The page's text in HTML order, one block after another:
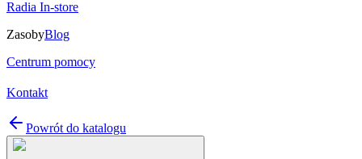
Radia In-store
ZasobyBlog
Centrum pomocy
Kontakt
Powrót do katalogu